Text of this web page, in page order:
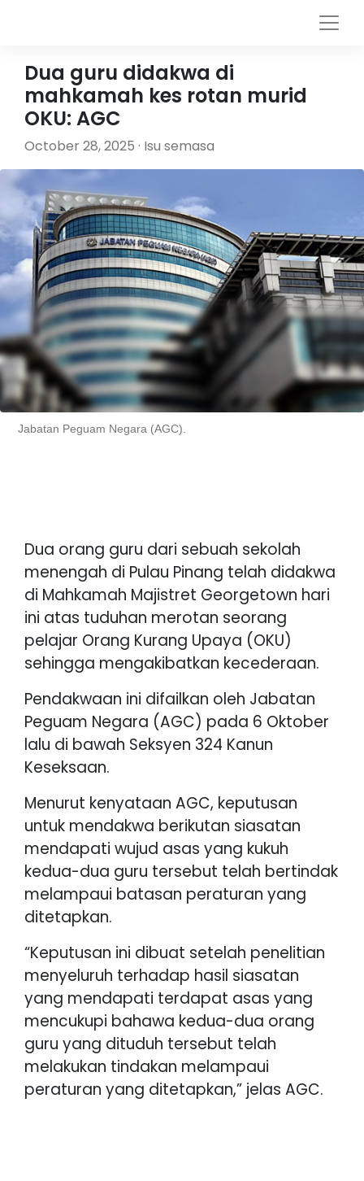
Dua guru didakwa di
mahkamah kes rotan murid
OKU: AGC
October 28, 2025 · Isu semasa
Jabatan Peguam Negara (AGC).
Dua orang guru dari sebuah sekolah
menengah di Pulau Pinang telah didakwa
di Mahkamah Majistret Georgetown hari
ini atas tuduhan merotan seorang
pelajar Orang Kurang Upaya (OKU)
sehingga mengakibatkan kecederaan.
Pendakwaan ini difailkan oleh Jabatan
Peguam Negara (AGC) pada 6 Oktober
lalu di bawah Seksyen 324 Kanun
Keseksaan.
Menurut kenyataan AGC, keputusan
untuk mendakwa berikutan siasatan
mendapati wujud asas yang kukuh
kedua-dua guru tersebut telah bertindak
melampaui batasan peraturan yang
ditetapkan.
“Keputusan ini dibuat setelah penelitian
menyeluruh terhadap hasil siasatan
yang mendapati terdapat asas yang
mencukupi bahawa kedua-dua orang
guru yang dituduh tersebut telah
melakukan tindakan melampaui
peraturan yang ditetapkan,” jelas AGC.